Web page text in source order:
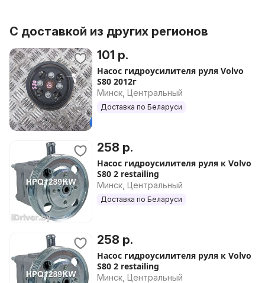
С доставкой из других регионов
101 р.
Насос гидроусилителя руля Volvo
S80 2012г
Минск, Центральный
Доставка по Беларуси
258 р.
Насос гидроусилителя руля к Volvo
S80 2 restailing
Минск, Центральный
Доставка по Беларуси
258 р.
Насос гидроусилителя руля к Volvo
S80 2 restailing
Минск, Центральный